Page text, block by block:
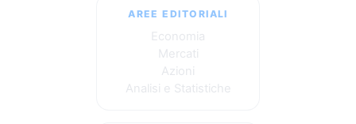
AREE EDITORIALI
Economia
Mercati
Azioni
Analisi e Statistiche